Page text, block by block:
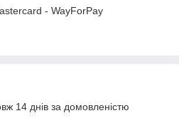
- WayForPay
14 днів за домовленістю